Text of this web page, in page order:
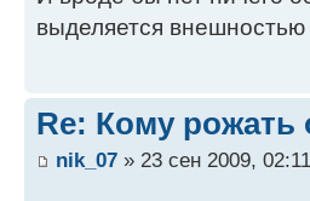
выделяется
Re: Кому
nik_07 » 23 сен 2009, 02:11